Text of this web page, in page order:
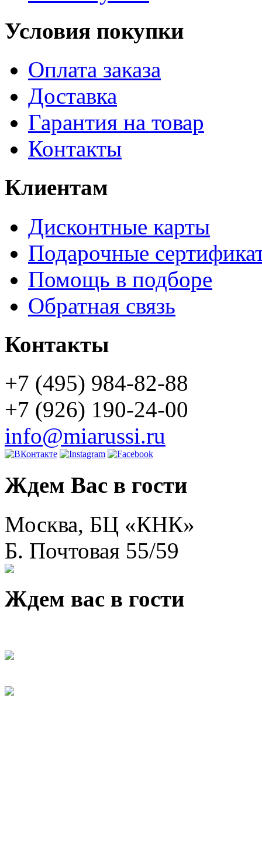
Условия покупки
Оплата заказа
Доставка
Гарантия на товар
Контакты
Клиентам
Дисконтные карты
Подарочные
Помощь в подборе
Обратная связь
Контакты
+7 (495) 984-82-88
+7 (926) 190-24-00
info@miarussi.ru
Ждем Вас в гости
Москва, БЦ «КНК»
Б. Почтовая 55/59
Ждем вас в гости